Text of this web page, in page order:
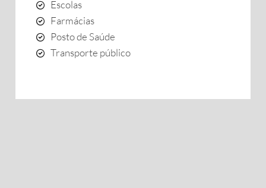
Escolas
Farmácias
Posto de Saúde
Transporte público